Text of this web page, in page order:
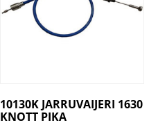
10130K JARRUVAIJERI 1630
KNOTT PIKA